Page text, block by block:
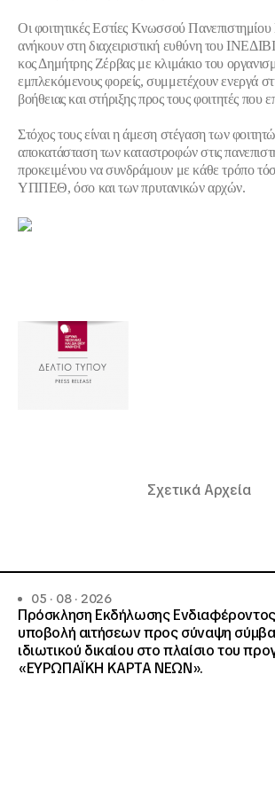
Οι φοιτητικές Εστίες Κνωσσού
ανήκουν στη διαχειριστική ευθύνη του
κος Δημήτρης Ζέρβας με κλιμάκιο του
εμπλεκόμενους φορείς, συμμετέχουν ενεργά
βοήθειας και στήριξης προς τους φοιτητές που
Στόχος τους είναι η άμεση στέγαση των
αποκατάσταση των καταστροφών στις
προκειμένου να συνδράμουν με κάθε τρόπο
ΥΠΠΕΘ, όσο και των πρυτανικών αρχών.
Σχετικά Αρχεία
05 · 08 · 2026
Πρόσκληση Εκδήλωσης Ενδιαφέροντος
υποβολή αιτήσεων προς σύναψη
ιδιωτικού δικαίου στο πλαίσιο του
«ΕΥΡΩΠΑΪΚΗ ΚΑΡΤΑ ΝΕΩΝ».